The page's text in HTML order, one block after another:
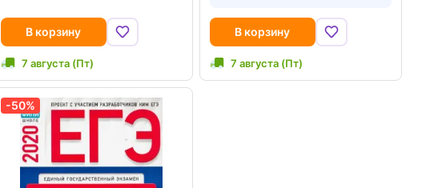
В корзину
7 августа (Пт)
В корзину
7 августа (Пт)
-50%